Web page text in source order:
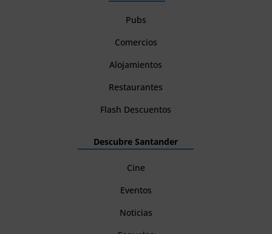
Pubs
Comercios
Alojamientos
Restaurantes
Flash Descuentos
Descubre Santander
Cine
Eventos
Noticias